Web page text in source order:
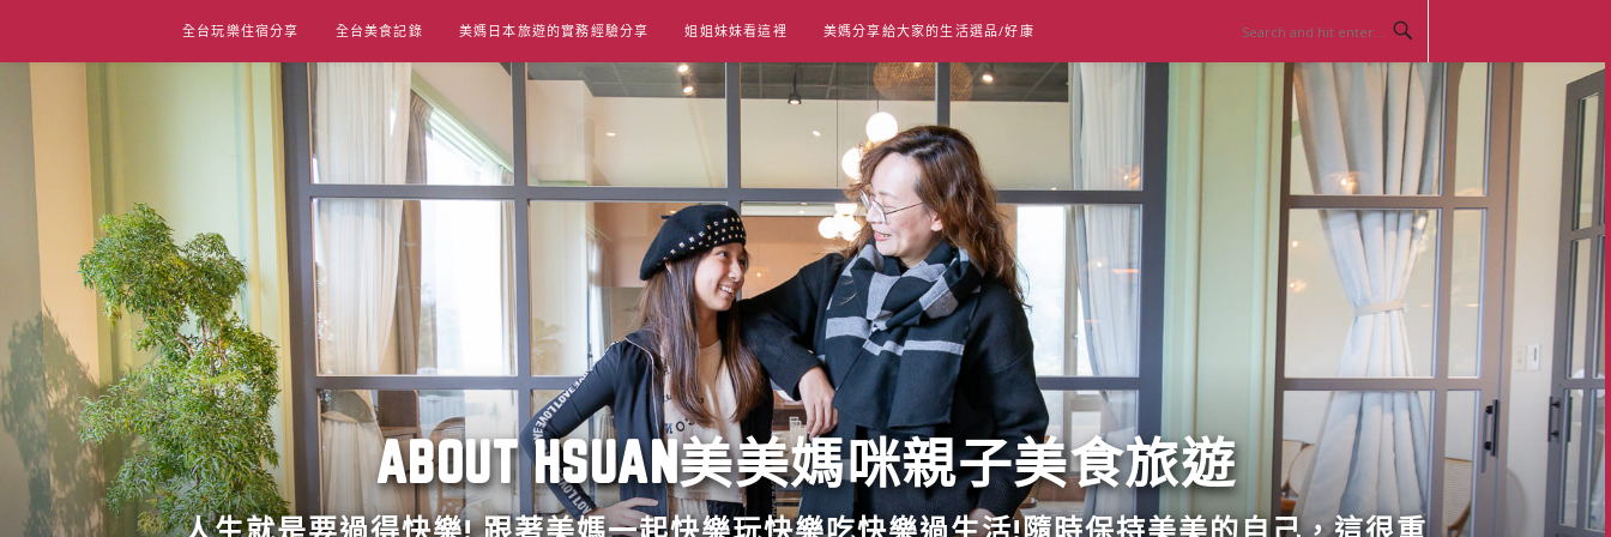
content
全台玩樂住宿分享 全台美食記錄 美媽日本旅遊的實務經驗分享 姐姐妹妹看這裡 美媽分享給大家的生活選品/好康
ABOUT HSUAN美美媽咪親子美食旅遊